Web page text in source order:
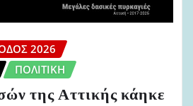
2026
ΠΟΛΙΤΙΚΉ
της Αττικής κάηκε